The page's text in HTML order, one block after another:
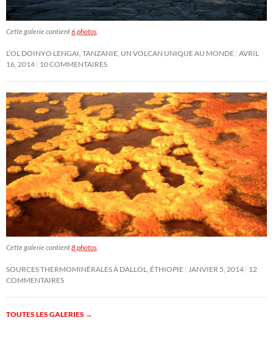
Cette galerie contient6 photos.
L’OL DOINYO LENGAI, TANZANIE, UN VOLCAN UNIQUE AU MONDE AVRIL
16, 2014 10 COMMENTAIRES
Cette galerie contient8 photos
SOURCES THERMOMINÉRALES À DALLOL, ÉTHIOPIE JANVIER 5, 2014 12
COMMENTAIRES
TOUTES LES GALERIES →